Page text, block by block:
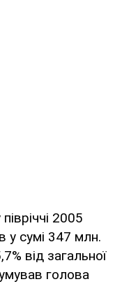
2005
у сумі 347 млн.
від загальної
голова